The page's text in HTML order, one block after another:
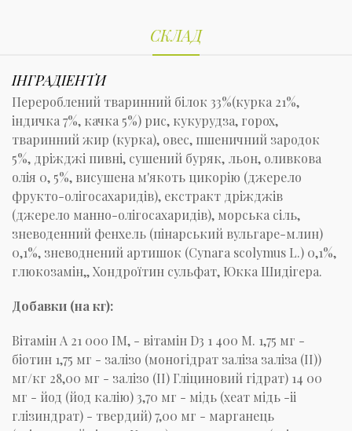
СКЛАД
ІНГРАДІЕНТИ
Перероблений тваринний білок 33%(курка 21%,
індичка 7%, качка 5%) рис, кукурудза, горох,
тваринний жир (курка), овес, пшеничний зародок
5%, дріжджі пивні, сушений буряк, льон, оливкова
олія 0, 5%, висушена м'якоть цикорію (джерело
фрукто-олігосахаридів), екстракт дріжджів
(джерело манно-олігосахаридів), морська сіль,
зневоденний фенхель (пінарський вульгаре-млин)
0,1%, зневоднений артишок (Cynara scolymus L.) 0,1%,
глюкозамін,, Хондроїтин сульфат, Юкка Шидігера.
Добавки (на кг):
Вітамін А 21 000 ІМ, - вітамін D3 1 400 М. 1,75 мг -
біотин 1,75 мг - залізо (моногідрат заліза заліза (II))
мг/кг 28,00 мг - залізо (II) Гліциновий гідрат) 14 00
мг - йод (йод калію) 3,70 мг - мідь (хеат мідь -ii
глізиндрат) - твердий) 7,00 мг - марганець